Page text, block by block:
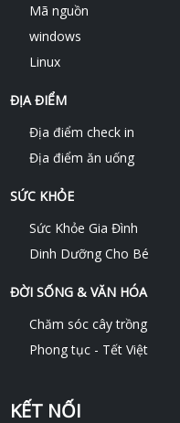
Mã nguồn
windows
Linux
ĐỊA ĐIỂM
Địa điểm check in
Địa điểm ăn uống
SỨC KHỎE
Sức Khỏe Gia Đình
Dinh Dưỡng Cho Bé
ĐỜI SỐNG & VĂN HÓA
Chăm sóc cây trồng
Phong tục - Tết Việt
KẾT NỐI